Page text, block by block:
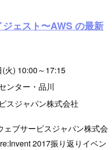
ェスト〜AWS の最新
火) 10:00～17:15
ンター・品川
スジャパン株式会社
ブサービスジャパン株式会
2017振り返りイベン